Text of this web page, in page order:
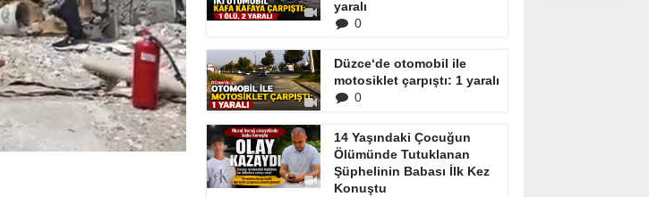
yaralı
0
Düzce‘de otomobil ile
motosiklet çarpıştı: 1 yaralı
0
14 Yaşındaki Çocuğun
Ölümünde Tutuklanan
Şüphelinin Babası İlk Kez
Konuştu